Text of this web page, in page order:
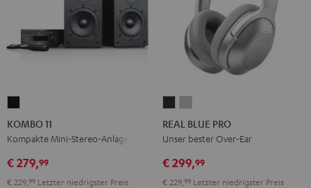
11
Schwarz
KOMBO 11
Kompakte Mini-Stereo-Anlage
€ 279,99
€ 229, 99 Letzter niedrigster Preis
BLUE
PRO
Black
BLUE
PRO
Gray
REAL BLUE PRO
Unser bester Over-Ear
€ 299,99
€ 229, 99 Letzter niedrigster Preis